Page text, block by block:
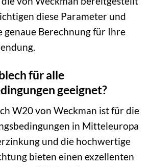
diese Parameter und
genaue Berechnung für Ihre
für alle
geeignet?
W20 von Weckman ist für die
in Mitteleuropa
und die hochwertige
bieten einen exzellenten